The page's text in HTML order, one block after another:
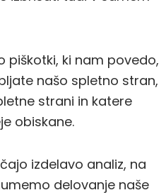
piškotki, ki nam povedo,
našo spletno stran,
strani in katere
obiskane.
izdelavo analiz, na
delovanje naše